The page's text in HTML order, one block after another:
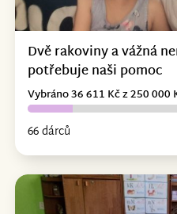
Dvě rakoviny a vážná
potřebuje naši pomoc
66 dárců
Vybráno 36 611 Kč z 250 000